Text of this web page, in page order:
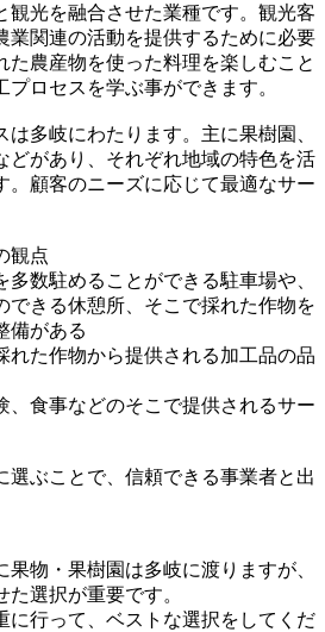
観光を融合させた業種です。観光客
業関連の活動を提供するために必要
た農産物を使った料理を楽しむこと
ロセスを学ぶ事ができます。
多岐にわたります。主に果樹園、
どがあり、それぞれ地域の特色を活
。顧客のニーズに応じて最適なサー
観点
数駐めることができる駐車場や、
できる休憩所、そこで採れた作物を
備がある
れた作物から提供される加工品の品
、食事などのそこで提供されるサー
選ぶことで、信頼できる事業者と出
果物・果樹園は多岐に渡りますが、
選択が重要です。
に行って、ベストな選択をしてくだ